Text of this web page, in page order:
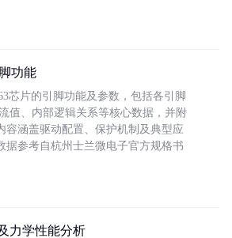
功能
芯片的引脚功能及参数，包括各引脚
值、内部逻辑关系等核心数据，并附
容涵盖驱动配置、保护机制及典型应
据参考自杭州士兰微电子官方规格书
力学性能分析